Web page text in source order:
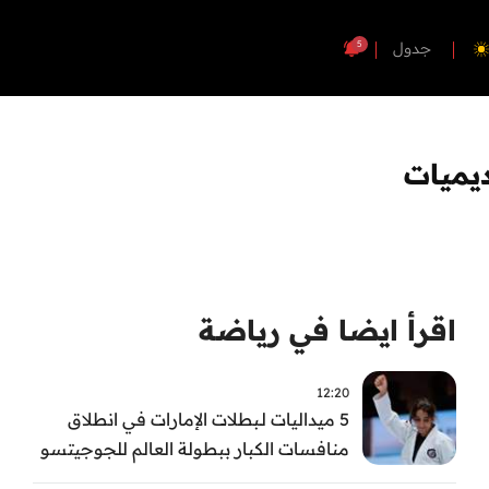
جدول 5
اقرأ ايضا في رياضة
12:20
5 ميداليات لـبطلات الإمارات في انطلاق
منافسات الكبار ببطولة العالم للجوجيتسو